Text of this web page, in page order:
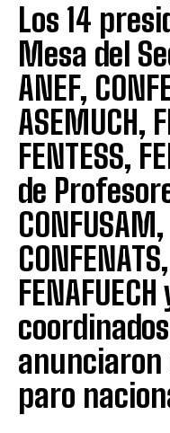
Los 14
Mesa del
ANEF,
ASEMUCH,
FENTESS,
de
paro